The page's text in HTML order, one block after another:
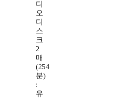
디
오
디
스
크
2
매
(254
분)
:
유